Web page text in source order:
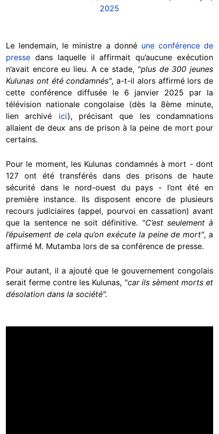
2025
Le lendemain, le ministre a donné une conférence de
presse dans laquelle il affirmait qu’aucune exécution
n’avait encore eu lieu. A ce stade, "plus de 300 jeunes
Kulunas ont été condamnés", a-t-il alors affirmé lors de
cette conférence diffusée le 6 janvier 2025 par la
télévision nationale congolaise (dès la 8ème minute,
lien archivé ici), précisant que les condamnations
allaient de deux ans de prison à la peine de mort pour
certains.
Pour le moment, les Kulunas condamnés à mort - dont
127 ont été transférés dans des prisons de haute
sécurité dans le nord-ouest du pays - l’ont été en
première instance. Ils disposent encore de plusieurs
recours judiciaires (appel, pourvoi en cassation) avant
que la sentence ne soit définitive. "C’est seulement à
l’épuisement de cela qu’on exécute la peine de mort", a
affirmé M. Mutamba lors de sa conférence de presse.
Pour autant, il a ajouté que le gouvernement congolais
serait ferme contre les Kulunas, "car ils sèment morts et
désolation dans la société".